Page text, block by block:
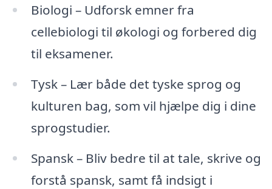
Biologi – Udforsk emner fra
cellebiologi til økologi og forbered dig
til eksamener.
Tysk – Lær både det tyske sprog og
kulturen bag, som vil hjælpe dig i dine
sprogstudier.
Spansk – Bliv bedre til at tale, skrive og
forstå spansk, samt få indsigt i